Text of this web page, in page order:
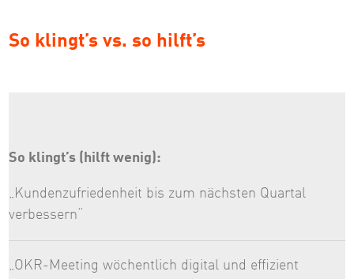
So klingt’s vs. so hilft’s
So klingt’s (hilft wenig):
„Kundenzufriedenheit bis zum nächsten Quartal
verbessern“
„OKR-Meeting wöchentlich digital und effizient